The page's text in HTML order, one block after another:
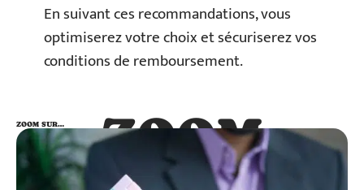
En suivant ces recommandations, vous
optimiserez votre choix et sécuriserez vos
conditions de remboursement.
ZOOM
SUR…
ZOOM SUR…